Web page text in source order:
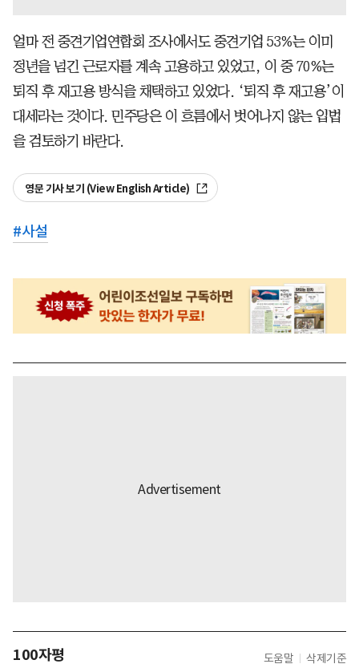
얼마 전 중견기업연합회 조사에서도 중견기업 53%는 이미
정년을 넘긴 근로자를 계속 고용하고 있었고, 이 중 70%는
퇴직 후 재고용 방식을 채택하고 있었다. ‘퇴직 후 재고용’이
대세라는 것이다. 민주당은 이 흐름에서 벗어나지 않는 입법
을 검토하기 바란다.
영문 기사 보기 (View English Article)
#사설
100자평 도움말 삭제기준